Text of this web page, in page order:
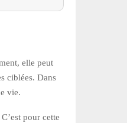
elle peut
ciblées. Dans
vie.
pour cette